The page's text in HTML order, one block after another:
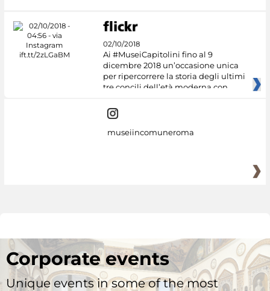
02/10/2018
Ai #MuseiCapitolini fino al 9
dicembre 2018 un’occasione unica
per ripercorrere la storia degli ultimi
tre concili dell’età moderna con
museiincomuneroma
Corporate events
Unique events in some of the most